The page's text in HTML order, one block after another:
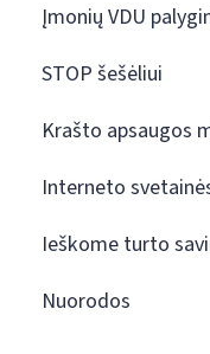
Įmonių VDU
STOP šešėliui
Krašto apsaugos
Interneto
Ieškome turto
Nuorodos